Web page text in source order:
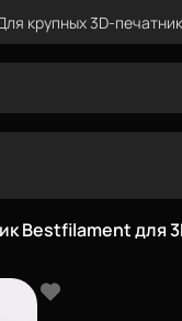
крупных 3D-
Bestfilament для